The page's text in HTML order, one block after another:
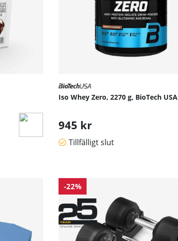
Iso Whey Zero, 2270 g, BioTech USA
945 kr
Tillfälligt slut
-22%